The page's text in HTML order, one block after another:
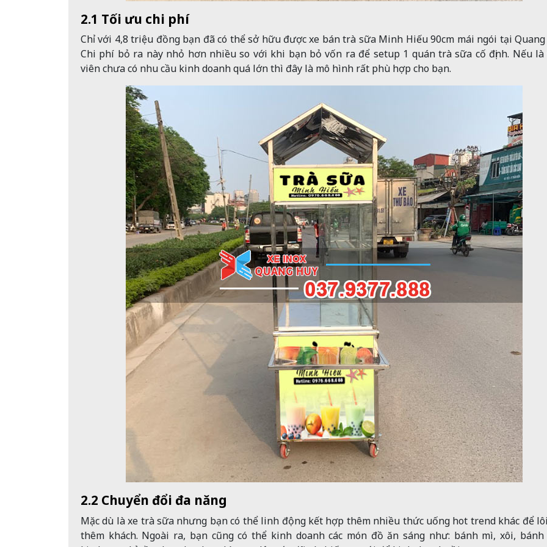
2.1 Tối ưu chi phí
Chỉ với 4,8 triệu đồng bạn đã có thể sở hữu được xe bán trà sữa Minh Hiếu 90cm mái ngói tại Quang
Chi phí bỏ ra này nhỏ hơn nhiều so với khi bạn bỏ vốn ra để setup 1 quán trà sữa cố định. Nếu là
viên chưa có nhu cầu kinh doanh quá lớn thì đây là mô hình rất phù hợp cho bạn.
2.2 Chuyển đổi đa năng
Mặc dù là xe trà sữa nhưng bạn có thể linh động kết hợp thêm nhiều thức uống hot trend khác để
thêm khách. Ngoài ra, bạn cũng có thể kinh doanh các món đồ ăn sáng như: bánh mì, xôi, bánh